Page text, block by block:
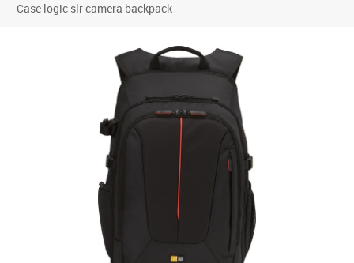
Case logic slr camera backpack